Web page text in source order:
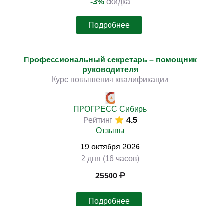
Подробнее
Профессиональный секретарь – помощник
руководителя
Курс повышения квалификации
ПРОГРЕСС Сибирь
Рейтинг
4.5
Отзывы
19 октября 2026
2 дня (16 часов)
25500
Подробнее